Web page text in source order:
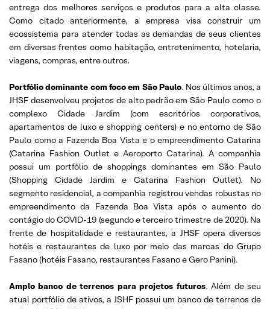
entrega dos melhores serviços e produtos para a alta classe.
Como citado anteriormente, a empresa visa construir um
ecossistema para atender todas as demandas de seus clientes
em diversas frentes como habitação, entretenimento, hotelaria,
viagens, compras, entre outros.
Portfólio dominante com foco em São Paulo. Nos últimos anos, a
JHSF desenvolveu projetos de alto padrão em São Paulo como o
complexo Cidade Jardim (com escritórios corporativos,
apartamentos de luxo e shopping centers) e no entorno de São
Paulo como a Fazenda Boa Vista e o empreendimento Catarina
(Catarina Fashion Outlet e Aeroporto Catarina). A companhia
possui um portfólio de shoppings dominantes em São Paulo
(Shopping Cidade Jardim e Catarina Fashion Outlet). No
segmento residencial, a companhia registrou vendas robustas no
empreendimento da Fazenda Boa Vista após o aumento do
contágio do COVID-19 (segundo e terceiro trimestre de 2020). Na
frente de hospitalidade e restaurantes, a JHSF opera diversos
hotéis e restaurantes de luxo por meio das marcas do Grupo
Fasano (hotéis Fasano, restaurantes Fasano e Gero Panini).
Amplo banco de terrenos para projetos futuros. Além de seu
atual portfólio de ativos, a JSHF possui um banco de terrenos de